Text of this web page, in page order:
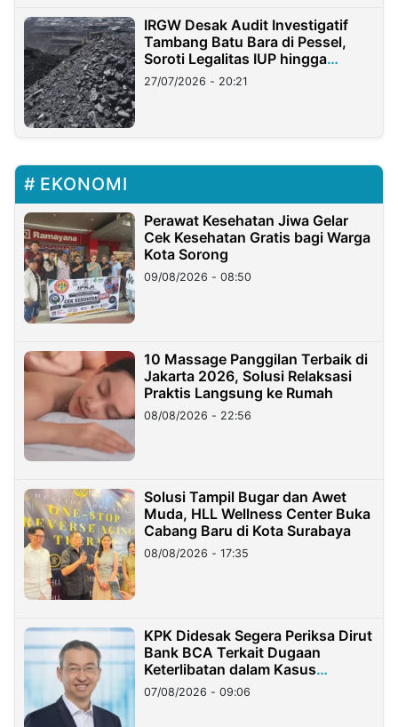
IRGW Desak Audit Investigatif
Tambang Batu Bara di Pessel,
Soroti Legalitas IUP hingga
Stockpile
27/07/2026 - 20:21
EKONOMI
Perawat Kesehatan Jiwa Gelar
Cek Kesehatan Gratis bagi Warga
Kota Sorong
09/08/2026 - 08:50
10 Massage Panggilan Terbaik di
Jakarta 2026, Solusi Relaksasi
Praktis Langsung ke Rumah
08/08/2026 - 22:56
Solusi Tampil Bugar dan Awet
Muda, HLL Wellness Center Buka
Cabang Baru di Kota Surabaya
08/08/2026 - 17:35
KPK Didesak Segera Periksa Dirut
Bank BCA Terkait Dugaan
Keterlibatan dalam Kasus
Hilangnya Dana Nasabah Rp2,58
Miliar
07/08/2026 - 09:06